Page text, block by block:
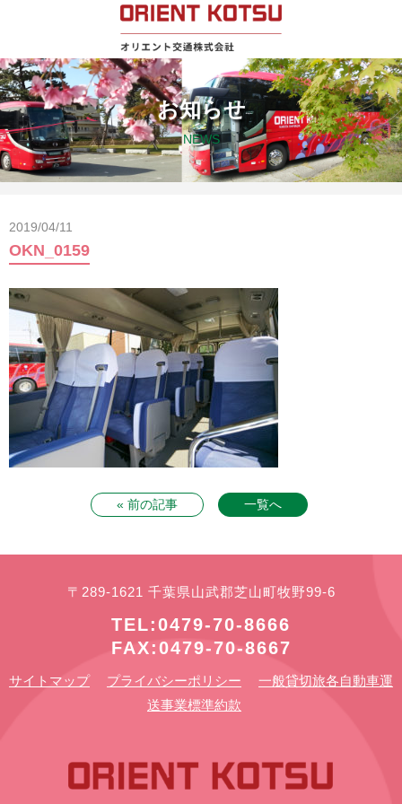
お知らせ
NEWS
2019/04/11
OKN_0159
« 前の記事 一覧へ
〒289-1621 千葉県山武郡芝山町牧野99-6
TEL:0479-70-8666
FAX:0479-70-8667
サイトマップ プライバシーポリシー
一般貸切旅各自動車運
送事業標準約款